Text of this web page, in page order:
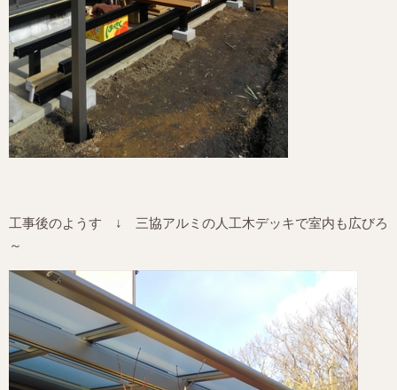
工事後のようす ↓ 三協アルミの人工木デッキで室内も広びろ
～